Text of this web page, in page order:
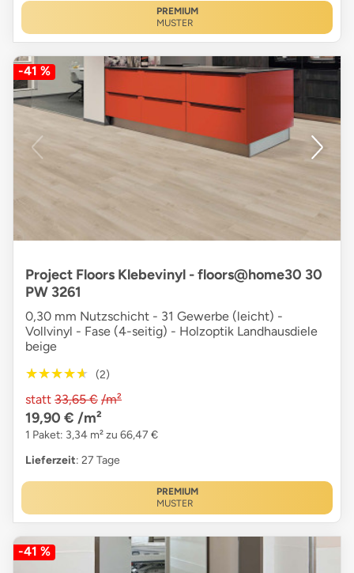
PREMIUM
MUSTER
-41 %
Project Floors Klebevinyl - floors@home30 30
PW 3261
0,30 mm Nutzschicht - 31 Gewerbe (leicht) -
Vollvinyl - Fase (4-seitig) - Holzoptik Landhausdiele
beige
★★★★★
★★★★★ (2)
statt 33,65 € /m²
19,90 € /m²
1 Paket: 3,34 m² zu 66,47 €
Lieferzeit: 27 Tage
PREMIUM
MUSTER
-41 %